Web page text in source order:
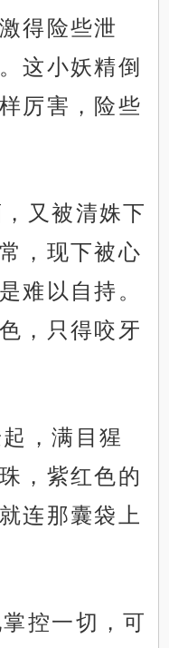
得险些泄
这小妖精倒
厉害，险些
又被清姝下
，现下被心
难以自持。
，只得咬牙
，满目猩
，紫红色的
连那囊袋上
控一切，可